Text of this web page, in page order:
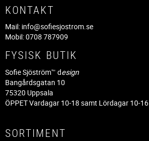
KONTAKT
Mail: info@sofiesjostrom.se
Mobil: 0708 787909
FYSISK BUTIK
Sofie Sjöström™ design
Bangårdsgatan 10
75320 Uppsala
ÖPPET Vardagar 10-18 samt Lördagar 10-16
SORTIMENT